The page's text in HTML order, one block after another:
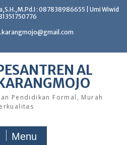
: 087838986655 | Umi Wiwid
AL
Pendidikan Formal, Murah
Menu